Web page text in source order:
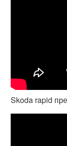
Skoda rapid